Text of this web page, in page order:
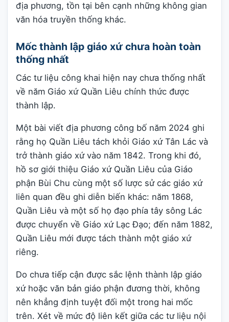
địa phương, tồn tại bên cạnh những không gian
văn hóa truyền thống khác.
Mốc thành lập giáo xứ chưa hoàn toàn
thống nhất
Các tư liệu công khai hiện nay chưa thống nhất
về năm Giáo xứ Quần Liêu chính thức được
thành lập.
Một bài viết địa phương công bố năm 2024 ghi
rằng họ Quần Liêu tách khỏi Giáo xứ Tân Lác và
trở thành giáo xứ vào năm 1842. Trong khi đó,
hồ sơ giới thiệu Giáo xứ Quần Liêu của Giáo
phận Bùi Chu cùng một số lược sử các giáo xứ
liên quan đều ghi diễn biến khác: năm 1868,
Quần Liêu và một số họ đạo phía tây sông Lác
được chuyển về Giáo xứ Lạc Đạo; đến năm 1882,
Quần Liêu mới được tách thành một giáo xứ
riêng.
Do chưa tiếp cận được sắc lệnh thành lập giáo
xứ hoặc văn bản giáo phận đương thời, không
nên khẳng định tuyệt đối một trong hai mốc
trên. Xét về mức độ liên kết giữa các tư liệu nội